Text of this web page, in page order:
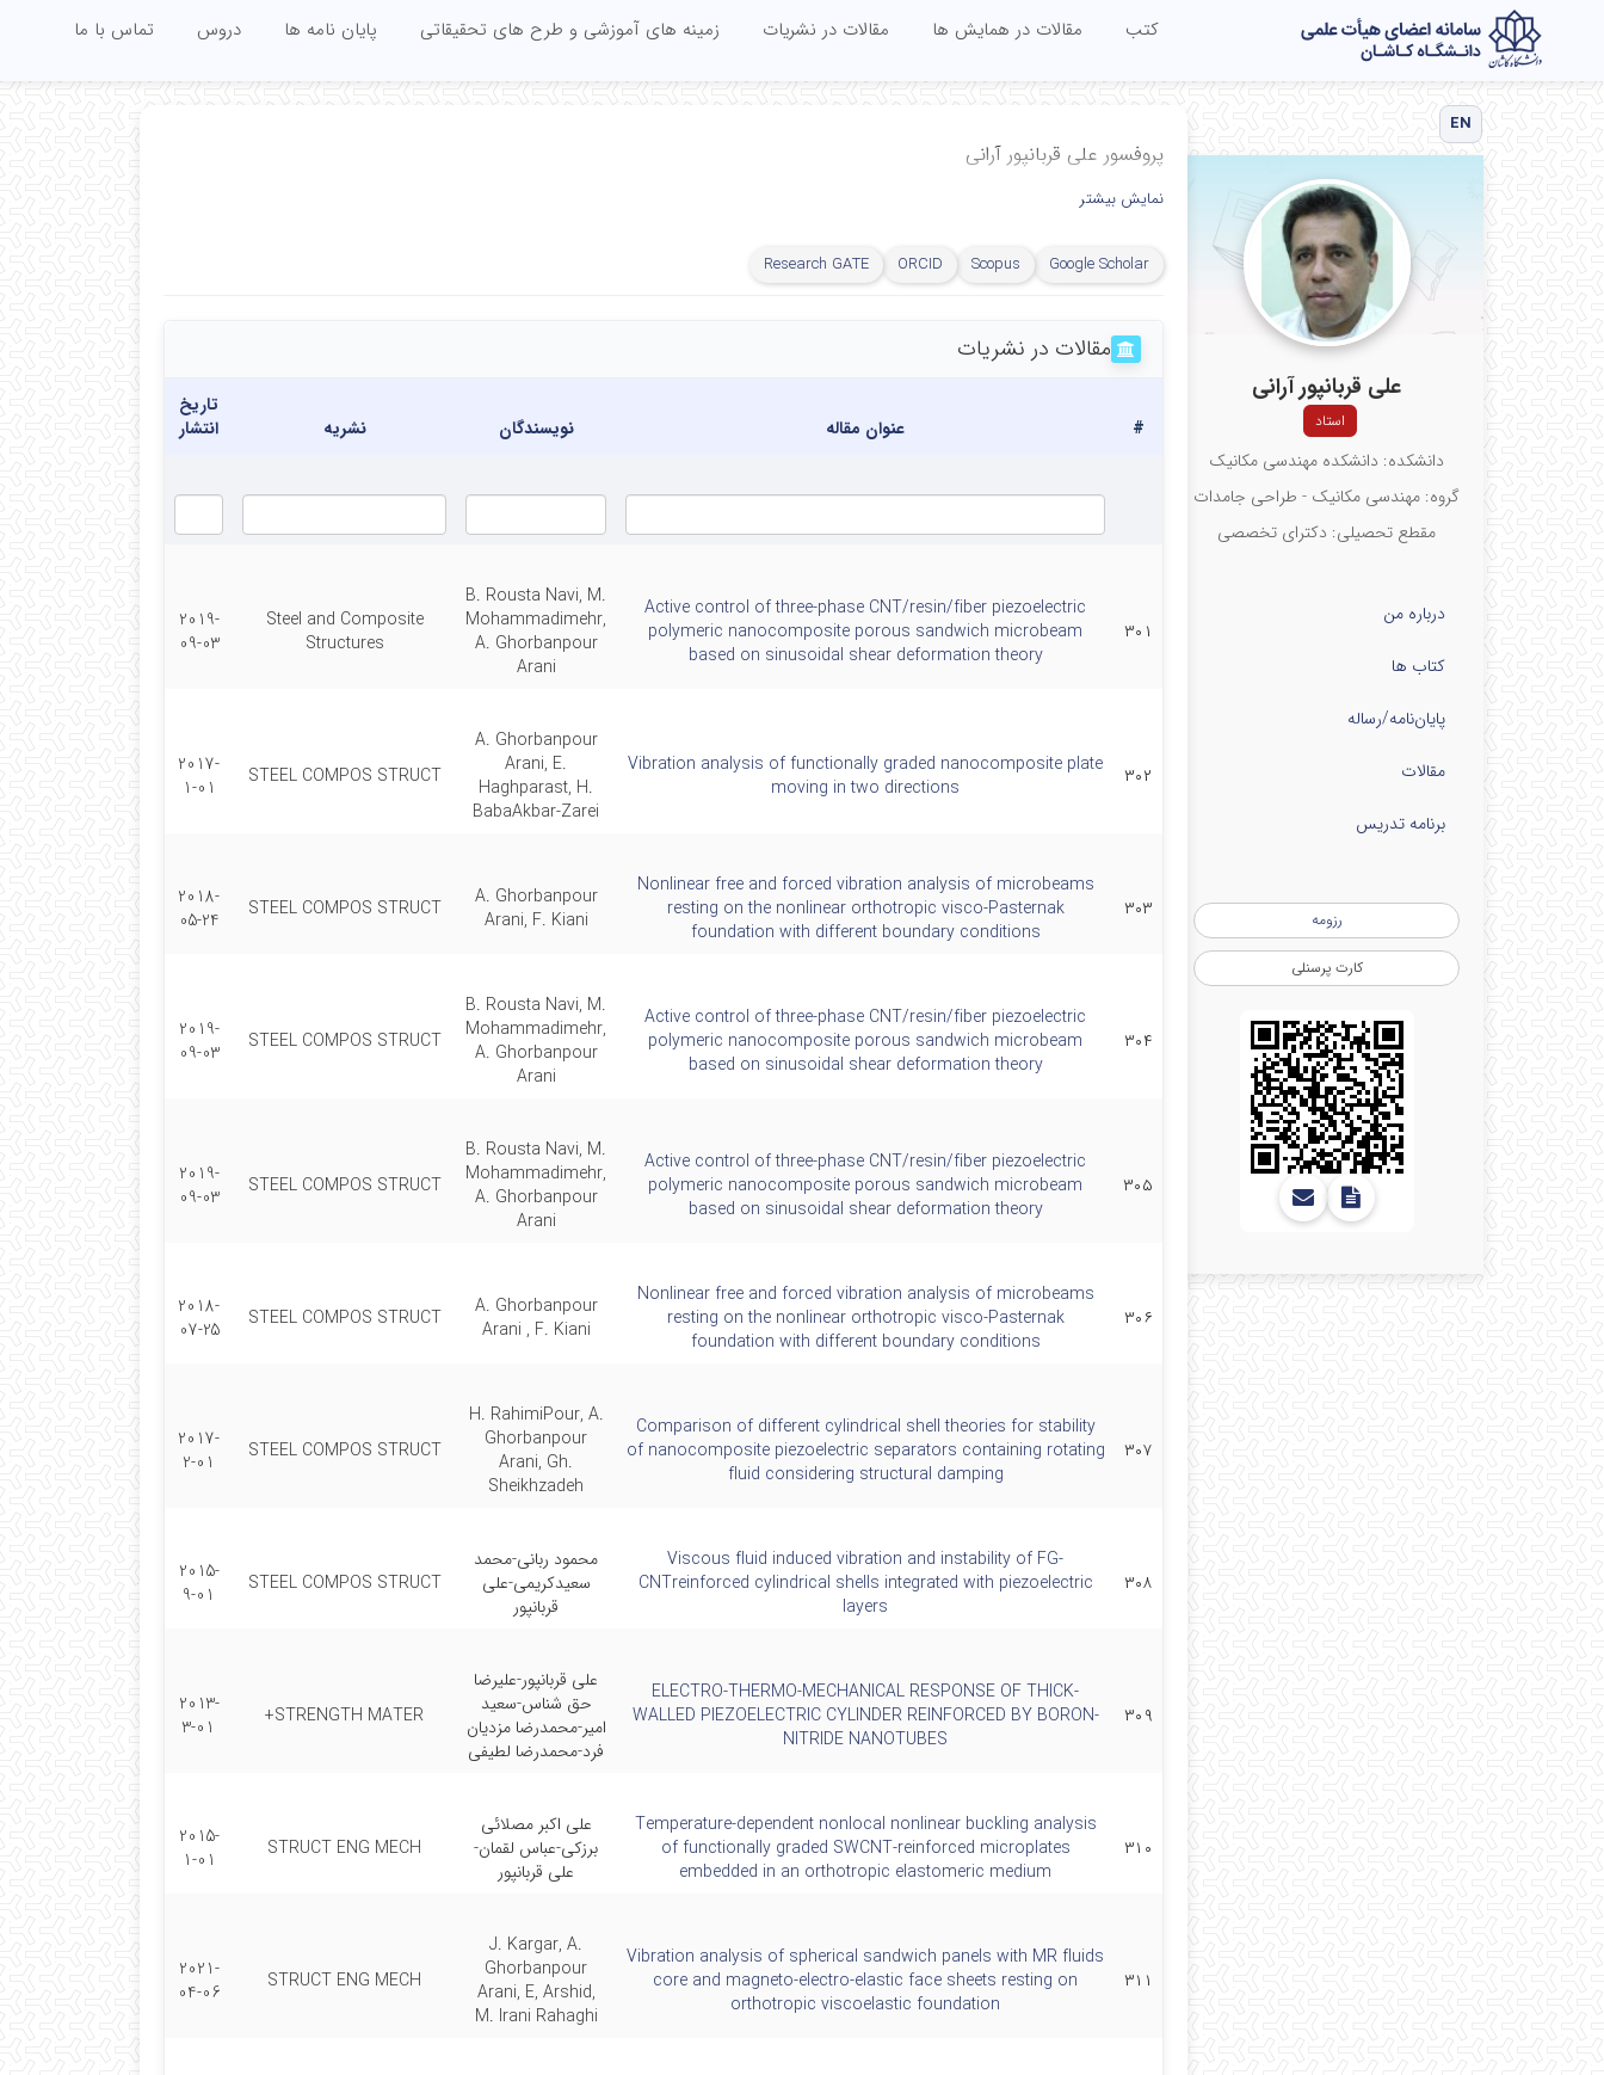
کتب مقالات در همایش ها مقالات در نشریات زمینه های آموزشی و طرح های تحقیقاتی پایان نامه ها دروس تماس با ما
EN
علی قربانپور آرانی
استاد
دانشکده: دانشکده مهندسی مکانیک
گروه: مهندسی مکانیک - طراحی جامدات
مقطع تحصیلی: دکترای تخصصی
درباره من
کتاب ها
پایان‌نامه‌/رساله
مقالات
برنامه تدریس
رزومه
کارت پرسنلی
پروفسور علی قربانپور آرانی
نمایش بیشتر
Google Scholar
Scopus
ORCID
Research GATE
مقالات در نشریات
# عنوان مقاله نویسندگان نشریه
تاریخ
انتشار
۳۰۱
Active control of three-phase CNT/resin/fiber piezoelectric
polymeric nanocomposite porous sandwich microbeam
based on sinusoidal shear deformation theory
B. Rousta Navi, M.
Mohammadimehr,
A. Ghorbanpour
Arani
Steel and Composite
Structures
2019-
09-03
۳۰۲
Vibration analysis of functionally graded nanocomposite plate
moving in two directions
A. Ghorbanpour
Arani, E.
Haghparast, H.
BabaAkbar-Zarei
STEEL COMPOS STRUCT
2017-
1-01
۳۰۳
Nonlinear free and forced vibration analysis of microbeams
resting on the nonlinear orthotropic visco-Pasternak
foundation with different boundary conditions
A. Ghorbanpour
Arani, F. Kiani
STEEL COMPOS STRUCT
2018-
05-24
۳۰۴
Active control of three-phase CNT/resin/fiber piezoelectric
polymeric nanocomposite porous sandwich microbeam
based on sinusoidal shear deformation theory
B. Rousta Navi, M.
Mohammadimehr,
A. Ghorbanpour
Arani
STEEL COMPOS STRUCT
2019-
09-03
۳۰۵
Active control of three-phase CNT/resin/fiber piezoelectric
polymeric nanocomposite porous sandwich microbeam
based on sinusoidal shear deformation theory
B. Rousta Navi, M.
Mohammadimehr,
A. Ghorbanpour
Arani
STEEL COMPOS STRUCT
2019-
09-03
۳۰۶
Nonlinear free and forced vibration analysis of microbeams
resting on the nonlinear orthotropic visco-Pasternak
foundation with different boundary conditions
A. Ghorbanpour
Arani , F. Kiani
STEEL COMPOS STRUCT
2018-
07-25
۳۰۷
Comparison of different cylindrical shell theories for stability
of nanocomposite piezoelectric separators containing rotating
fluid considering structural damping
H. RahimiPour, A.
Ghorbanpour
Arani, Gh.
Sheikhzadeh
STEEL COMPOS STRUCT
2017-
2-01
۳۰۸
Viscous fluid induced vibration and instability of FG-
CNTreinforced cylindrical shells integrated with piezoelectric
layers
محمود ربانی-محمد
سعیدکریمی-علی
قربانپور
STEEL COMPOS STRUCT
2015-
9-01
۳۰۹
ELECTRO-THERMO-MECHANICAL RESPONSE OF THICK-
WALLED PIEZOELECTRIC CYLINDER REINFORCED BY BORON-
NITRIDE NANOTUBES
علی قربانپور-علیرضا
حق شناس-سعید
امیر-محمدرضا مزدیان
فرد-محمدرضا لطیفی
STRENGTH MATER+
2013-
3-01
۳۱۰
Temperature-dependent nonlocal nonlinear buckling analysis
of functionally graded SWCNT-reinforced microplates
embedded in an orthotropic elastomeric medium
علی اکبر مصلائی
برزکی-عباس لقمان-
علی قربانپور
STRUCT ENG MECH
2015-
1-01
۳۱۱
Vibration analysis of spherical sandwich panels with MR fluids
core and magneto-electro-elastic face sheets resting on
orthotropic viscoelastic foundation
J. Kargar, A.
Ghorbanpour
Arani, E, Arshid,
M. Irani Rahaghi
STRUCT ENG MECH
2021-
04-06